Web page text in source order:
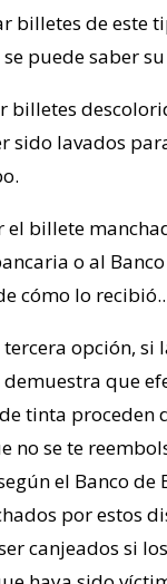
billetes de este
puede saber
billetes
sido lavados
el billete
o al
cómo lo recibió..
tercera opción, si
que
tinta proceden
no se te
el Banco de
por estos
canjeados si